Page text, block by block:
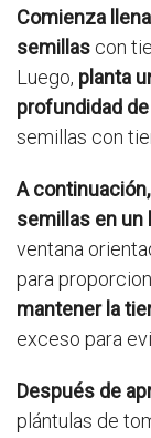
Comienza
semillas con
Luego, planta
profundidad
semillas con
A
semillas en un
ventana
para
mantener la
exceso para
Después de
plántulas de